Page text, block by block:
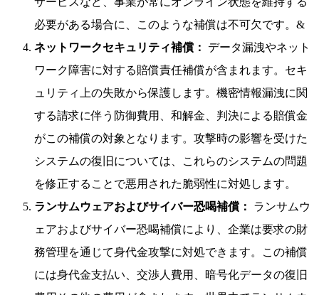
必要がある場合に、このような補償は不可欠です。&
ネットワークセキュリティ補償： データ漏洩やネット
ワーク障害に対する賠償責任補償が含まれます。セキ
ュリティ上の失敗から保護します。機密情報漏洩に関
する請求に伴う防御費用、和解金、判決による賠償金
がこの補償の対象となります。攻撃時の影響を受けた
システムの復旧については、これらのシステムの問題
を修正することで悪用された脆弱性に対処します。
ランサムウェアおよびサイバー恐喝補償： ランサムウ
ェアおよびサイバー恐喝補償により、企業は要求の財
務管理を通じて身代金攻撃に対処できます。この補償
には身代金支払い、交渉人費用、暗号化データの復旧